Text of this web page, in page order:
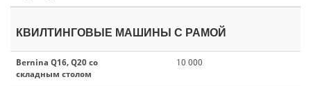
КВИЛТИНГОВЫЕ МАШИНЫ С РАМОЙ
Bernina Q16, Q20 со
складным столом
10 000